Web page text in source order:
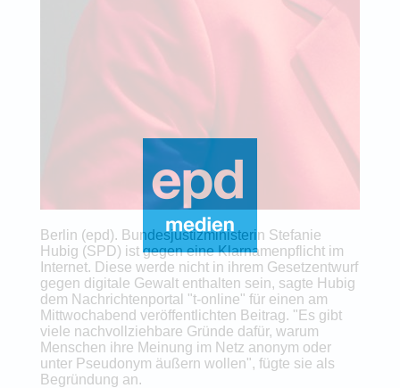
Berlin (epd). Bundesjustizministerin Stefanie
Hubig (SPD) ist gegen eine Klarnamenpflicht im
Internet. Diese werde nicht in ihrem Gesetzentwurf
gegen digitale Gewalt enthalten sein, sagte Hubig
dem Nachrichtenportal "t-online" für einen am
Mittwochabend veröffentlichten Beitrag. "Es gibt
viele nachvollziehbare Gründe dafür, warum
Menschen ihre Meinung im Netz anonym oder
unter Pseudonym äußern wollen", fügte sie als
Begründung an.